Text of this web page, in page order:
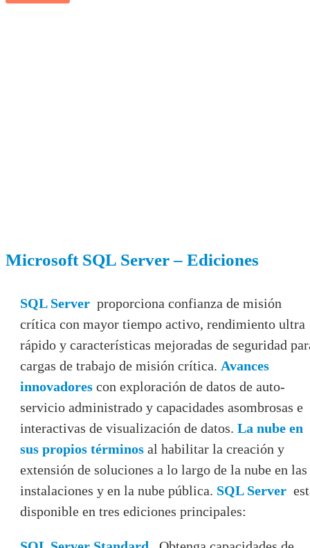
Microsoft SQL Server – Ediciones
SQL Server proporciona confianza de misión
crítica con mayor tiempo activo, rendimiento ultra
rápido y características mejoradas de seguridad
cargas de trabajo de misión crítica. Avances
innovadores con exploración de datos de auto-
servicio administrado y capacidades asombrosas e
interactivas de visualización de datos. La nube en
sus propios términos al habilitar la creación y
extensión de soluciones a lo largo de la nube en las
instalaciones y en la nube pública. SQL Server
disponible en tres ediciones principales: